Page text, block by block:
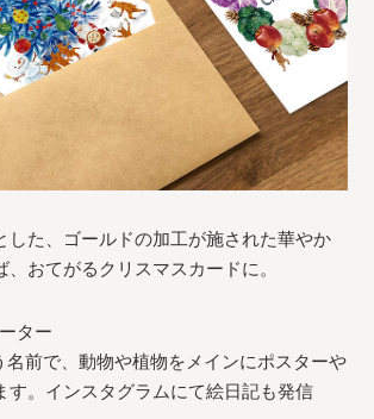
した、ゴールドの加工が施された華やか
、おてがるクリスマスカードに。
ター
名前で、動物や植物をメインにポスターや
す。インスタグラムにて絵日記も発信